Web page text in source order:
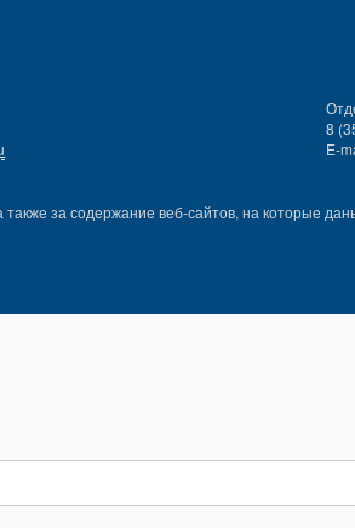
8
E-
за содержание веб-сайтов, на которые